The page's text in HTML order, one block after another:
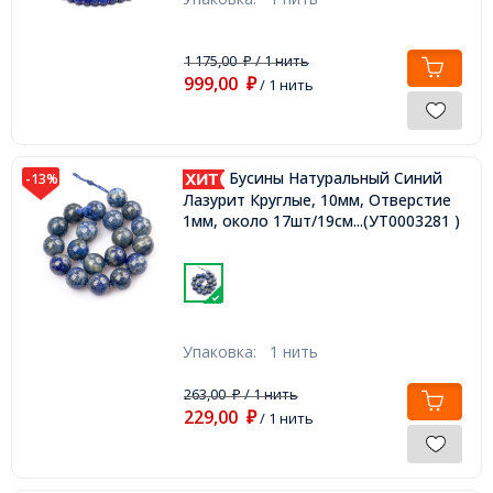
1 175,00₽/ 1 нить
999,00 ₽/ 1 нить
-13%
Бусины Натуральный Синий
Лазурит Круглые, 10мм, Отверстие
1мм, около 17шт/19см/нить,
...(УТ0003281 )
Упаковка: 1 нить
263,00₽/ 1 нить
229,00 ₽/ 1 нить